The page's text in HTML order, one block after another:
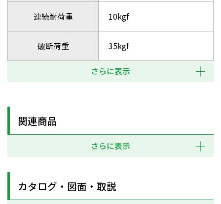
連続耐荷重 10kgf
破断荷重 35kgf
さらに表示
関連商品
さらに表示
カタログ・図面・取説